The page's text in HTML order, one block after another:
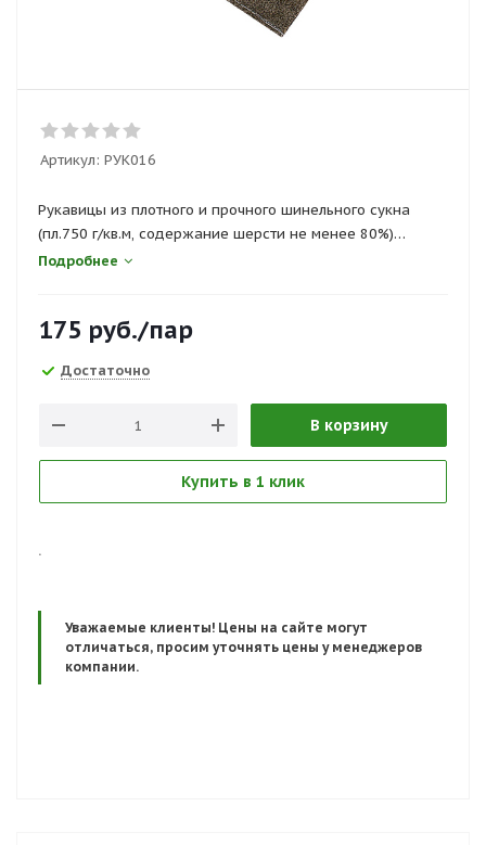
Артикул: РУК016
Рукавицы из плотного и прочного шинельного сукна
(пл.750 г/кв.м, содержание шерсти не менее 80%)
защищант от термических ожегов, пониженных
ТР ТС 019/2011, ГОСТ 12.4.010-75
Подробнее
175 руб./пар
Достаточно
В корзину
Купить в 1 клик
.
Уважаемые клиенты! Цены на сайте могут
отличаться, просим уточнять цены у менеджеров
компании.